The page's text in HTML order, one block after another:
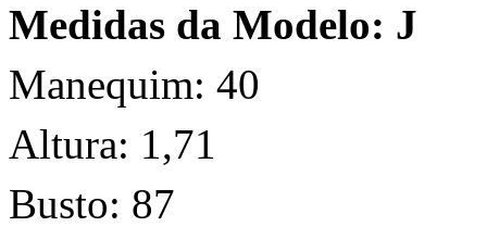
Medidas da Modelo: J
Manequim: 40
Altura: 1,71
Busto: 87